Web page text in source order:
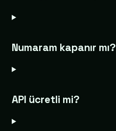
Numaram kapanır mı?
API ücretli mi?